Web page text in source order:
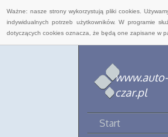
Ważne: nasze strony wykorzystują pliki cookies.
indywidualnych potrzeb użytkowników. W programie
dotyczących cookies oznacza, że będą one zapisane w
www.auto-
czar.pl
Start